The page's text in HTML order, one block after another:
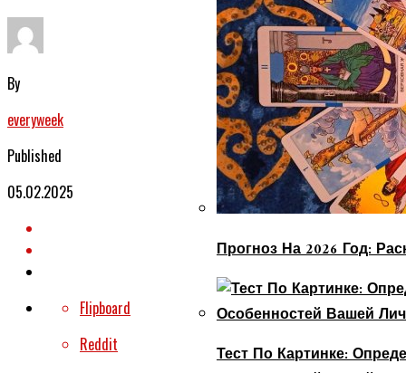
Прогноз На 2026 Год:
Тест По Картинке:
By
everyweek
Published
05.02.2025
Flipboard
Reddit